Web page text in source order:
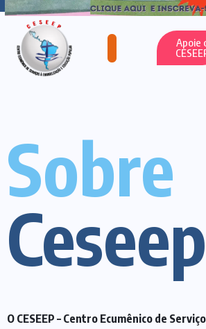
Apoie
Sobre
Ceseep
O CESEEP – Centro Ecumênico de